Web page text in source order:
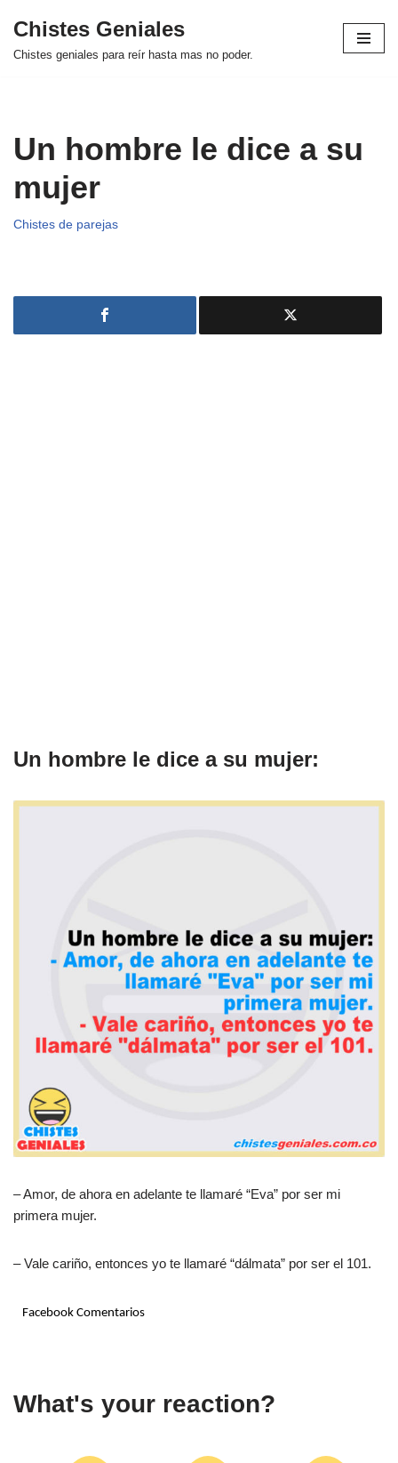
Saltar
Chistes Geniales
Chistes geniales para reír hasta mas no poder.
Un hombre le dice a su
mujer
Chistes de parejas
Un hombre le dice a su mujer:
– Amor, de ahora en adelante te llamaré “Eva” por ser mi
primera mujer.
– Vale cariño, entonces yo te llamaré “dálmata” por ser el 101.
Facebook Comentarios
What's your reaction?